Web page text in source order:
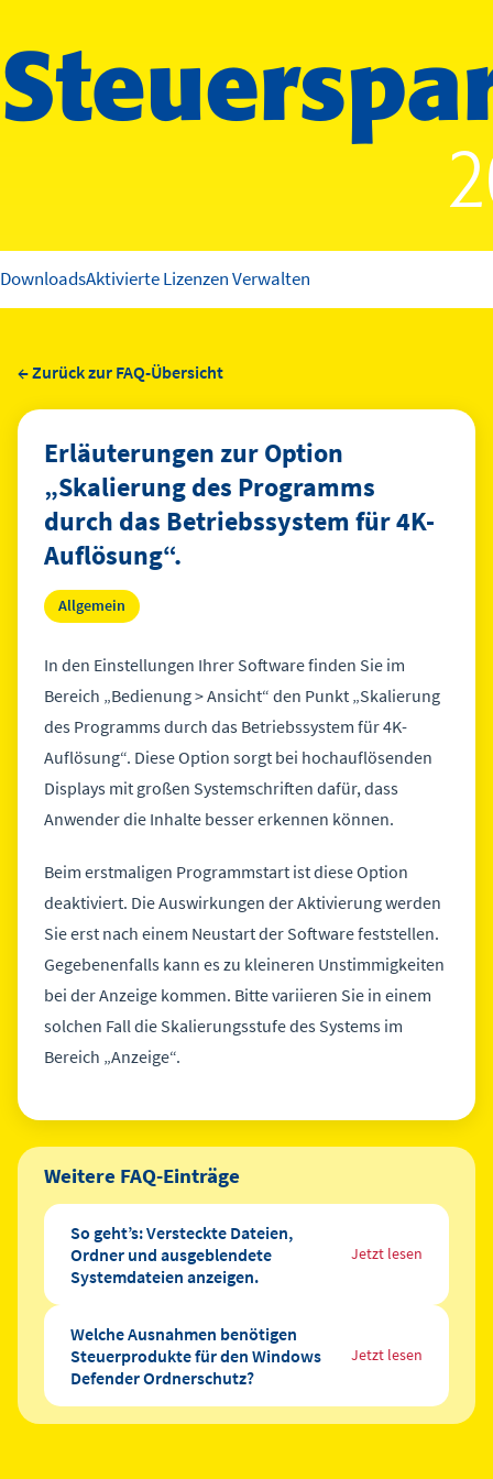
DownloadsAktivierte Lizenzen Verwalten
← Zurück zur FAQ-Übersicht
Erläuterungen zur Option
„Skalierung des Programms
durch das Betriebssystem für 4K-
Auflösung“.
Allgemein
In den Einstellungen Ihrer Software finden Sie im
Bereich „Bedienung > Ansicht“ den Punkt „Skalierung
des Programms durch das Betriebssystem für 4K-
Auflösung“. Diese Option sorgt bei hochauflösenden
Displays mit großen Systemschriften dafür, dass
Anwender die Inhalte besser erkennen können.
Beim erstmaligen Programmstart ist diese Option
deaktiviert. Die Auswirkungen der Aktivierung werden
Sie erst nach einem Neustart der Software feststellen.
Gegebenenfalls kann es zu kleineren Unstimmigkeiten
bei der Anzeige kommen. Bitte variieren Sie in einem
solchen Fall die Skalierungsstufe des Systems im
Bereich „Anzeige“.
Weitere FAQ-Einträge
So geht’s: Versteckte Dateien,
Ordner und ausgeblendete
Systemdateien anzeigen.
Jetzt lesen
Welche Ausnahmen benötigen
Steuerprodukte für den Windows
Defender Ordnerschutz?
Jetzt lesen